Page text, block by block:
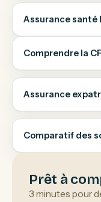
Assurance santé
Comprendre la
Assurance
Comparatif des
Prêt à
3 minutes pour